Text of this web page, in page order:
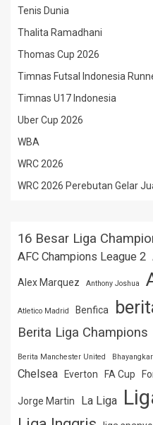
Tenis Dunia
Thalita Ramadhani
Thomas Cup 2026
Timnas Futsal Indonesia
Timnas U17 Indonesia
Uber Cup 2026
WBA
WRC 2026
WRC 2026 Perebutan Gelar
16 Besar Liga
AFC Champions League 2
Alex Marquez Anthony Joshua
Atletico Madrid Benfica
Berita Liga Champions
Berita Manchester United
Chelsea Everton FA Cup
Jorge Martin La Liga